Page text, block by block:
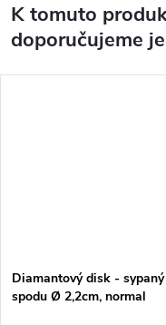
K tomuto
doporučujeme
Diamantový disk - sypaný
spodu Ø 2,2cm, normal